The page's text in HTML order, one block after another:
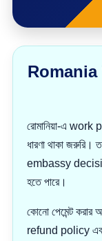
রোমানিয়া-এ work
ধারণা থাকা
embassy
হতে পারে।
কোনো পেমেন্ট
refund policy